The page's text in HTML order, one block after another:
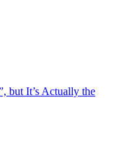
but It’s Actually the